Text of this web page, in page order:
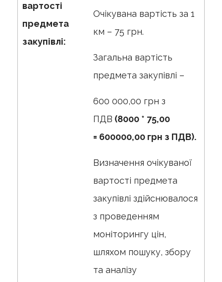
вартості
предмета
закупівлі:
Очікувана вартість за 1
км – 75 грн.
Загальна вартість
предмета закупівлі –
600 000,00 грн з
ПДВ (8000 * 75,00
= 600000,00 грн з ПДВ).
Визначення очікуваної
вартості предмета
закупівлі здійснювалося
з проведенням
моніторингу цін,
шляхом пошуку, збору
та аналізу